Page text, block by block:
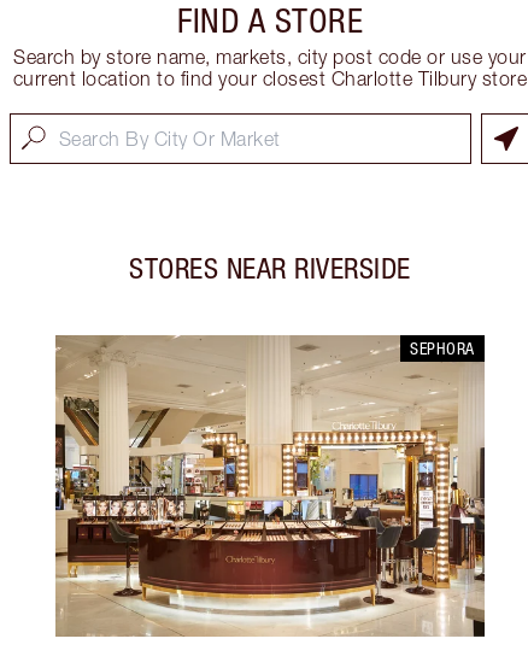
FIND A STORE
Search by store name, markets, city post code or use your
current location to find your closest Charlotte Tilbury store
STORES NEAR RIVERSIDE
SEPHORA